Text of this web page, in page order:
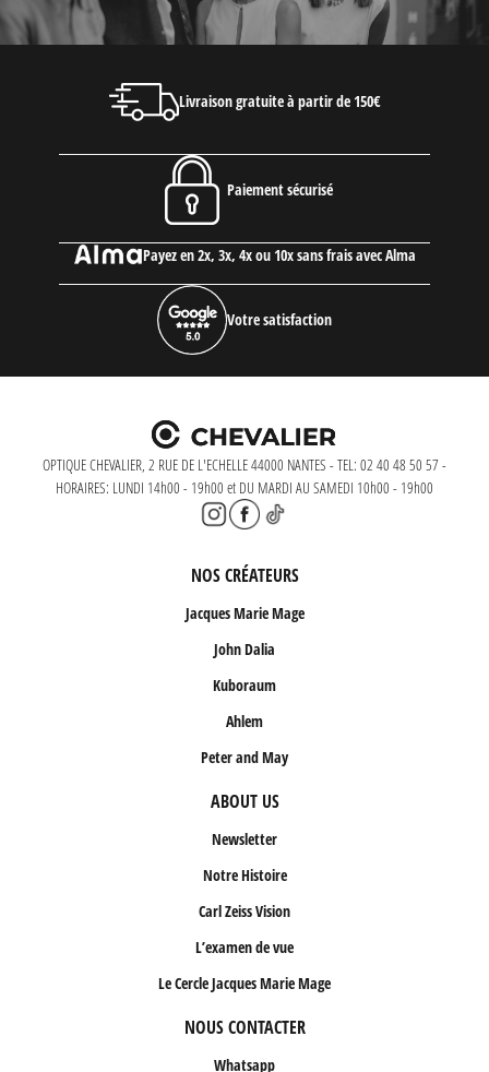
Livraison gratuite à partir de 150€
Paiement sécurisé
Payez en 2x, 3x, 4x ou 10x sans frais avec Alma
Votre satisfaction
OPTIQUE CHEVALIER, 2 RUE DE L'ECHELLE 44000 NANTES - TEL: 02 40 48 50 57 -
HORAIRES: LUNDI 14h00 - 19h00 et DU MARDI AU SAMEDI 10h00 - 19h00
NOS CRÉATEURS
Jacques Marie Mage
John Dalia
Kuboraum
Ahlem
Peter and May
ABOUT US
Newsletter
Notre Histoire
Carl Zeiss Vision
L’examen de vue
Le Cercle Jacques Marie Mage
NOUS CONTACTER
Whatsapp